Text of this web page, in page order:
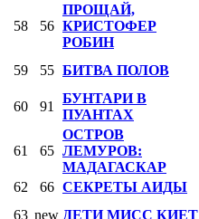
58 56
ПРОЩАЙ,
КРИСТОФЕР
РОБИН
59 55 БИТВА ПОЛОВ
60
91
БУНТАРИ В
ПУАНТАХ
61 65
ОСТРОВ
ЛЕМУРОВ:
МАДАГАСКАР
62 66 СЕКРЕТЫ АИДЫ
63 new ДЕТИ МИСС КИЕТ